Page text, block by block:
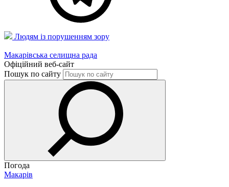
Людям із порушенням зору
Макарівська селищна рада
Офіційний веб-сайт
Пошук по сайту
Погода
Макарів